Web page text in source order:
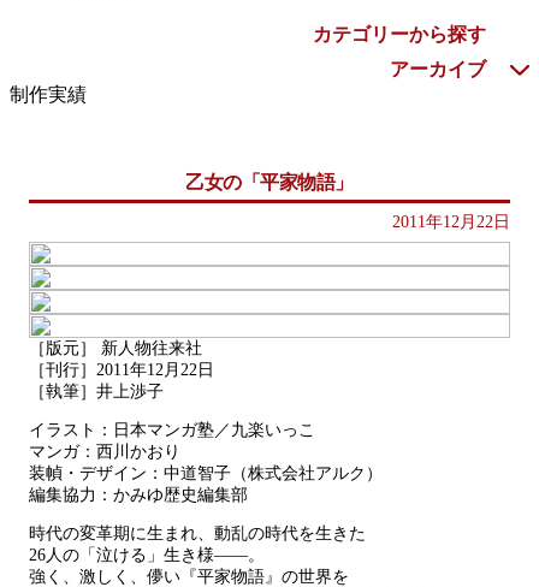
カテゴリーから探す
アーカイブ
制作実績
乙女の「平家物語」
2011年12月22日
［版元］ 新人物往来社
［刊行］2011年12月22日
［執筆］井上渉子
イラスト：日本マンガ塾／九楽いっこ
マンガ：西川かおり
装幀・デザイン：中道智子（株式会社アルク）
編集協力：かみゆ歴史編集部
時代の変革期に生まれ、動乱の時代を生きた
26人の「泣ける」生き様——。
強く、激しく、儚い『平家物語』の世界を